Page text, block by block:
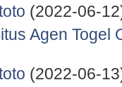
(2022-06-
Agen Togel
(2022-06-